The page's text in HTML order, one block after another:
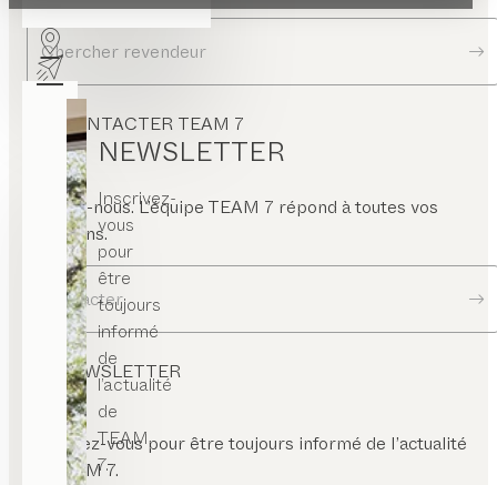
NEWSLETTER
Inscrivez-
vous
pour
être
toujours
informé
de
l’actualité
de
TEAM
7.
Chercher revendeur
CONTACTER TEAM 7
Écrivez-nous. L’équipe TEAM 7 répond à toutes vos
questions.
Contacter
NEWSLETTER
Inscrivez-vous pour être toujours informé de l’actualité
de TEAM 7.